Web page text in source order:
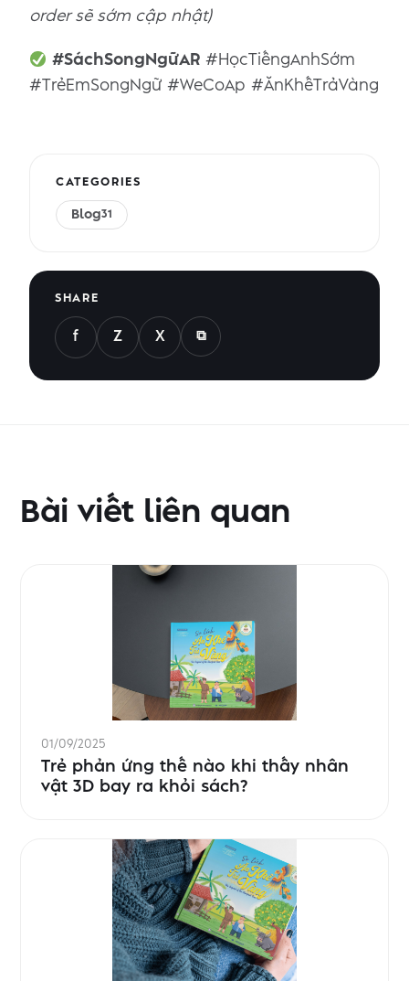
order sẽ sớm cập nhật)
#SáchSongNgữAR#HọcTiếngAnhSớm
#TrẻEmSongNgữ #WeCoAp #ĂnKhếTrảVàng
CATEGORIES
Blog31
SHARE
f Z X ⧉
Bài viết liên quan
01/09/2025
Trẻ phản ứng thế nào khi thấy nhân
vật 3D bay ra khỏi sách?